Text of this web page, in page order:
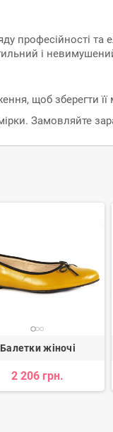
професійності та
і
щоб зберегти її
Замовляйте
Балетки жіночі
2 206 грн.